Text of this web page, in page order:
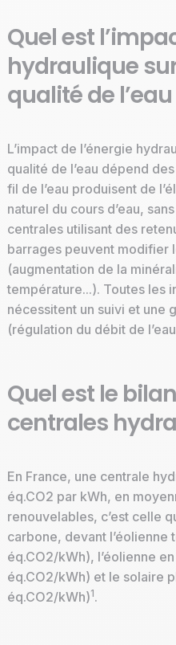
Quel est
hydraulique
qualité de l’eau
L’impact de l’énergie
qualité de l’eau dépend
fil de l’eau produisent de
naturel du cours d’eau,
centrales utilisant des
barrages peuvent modifier
(augmentation de la
température...). Toutes les
nécessitent un suivi et une
(régulation du débit de
Quel est le
centrales
En France, une centrale
éq.CO2 par kWh, en
renouvelables, c’est celle
carbone, devant l’éolienne
éq.CO2/kWh), l’éolienne
éq.CO2/kWh) et le solaire
éq.CO2/kWh)1.